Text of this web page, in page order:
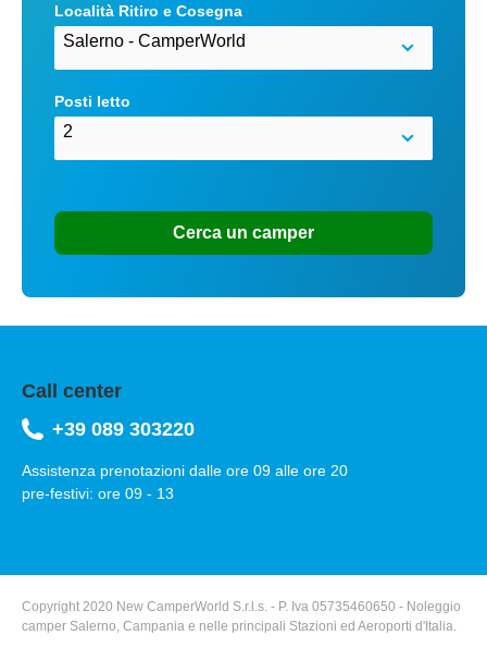
Località Ritiro e Cosegna
Posti letto
Cerca un camper
Call center
+39 089 303220
Assistenza prenotazioni dalle ore 09 alle ore 20
pre-festivi: ore 09 - 13
Copyright 2020 New CamperWorld S.r.l.s. - P. Iva 05735460650 - Noleggio
camper Salerno, Campania e nelle principali Stazioni ed Aeroporti d'Italia.